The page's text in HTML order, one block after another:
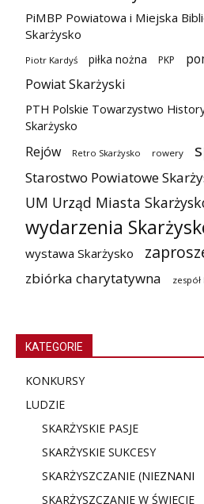
PiMBP Powiatowa i Miejska
Skarżysko
Piotr Kardyś piłka nożna PKP
Powiat Skarżyski
PTH Polskie Towarzystwo
Skarżysko
Rejów Retro Skarżysko rowery
Starostwo Powiatowe
UM Urząd Miasta
wydarzenia
wystawa Skarżysko
zbiórka charytatywna
KATEGORIE
KONKURSY
LUDZIE
SKARŻYSKIE PASJE
SKARŻYSKIE SUKCESY
SKARŻYSZCZANIE (NIEZNANI
SKARŻYSZCZANIE W ŚWIECIE